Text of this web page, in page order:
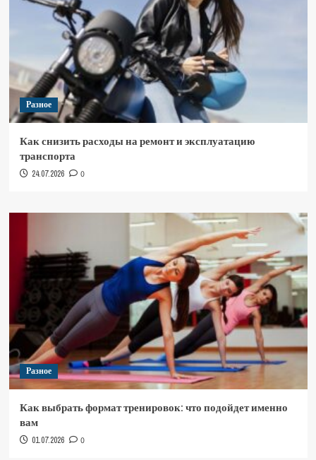
Разное
Как снизить расходы на ремонт и эксплуатацию
транспорта
24.07.2026 0
Разное
Как выбрать формат тренировок: что подойдет именно
вам
01.07.2026 0